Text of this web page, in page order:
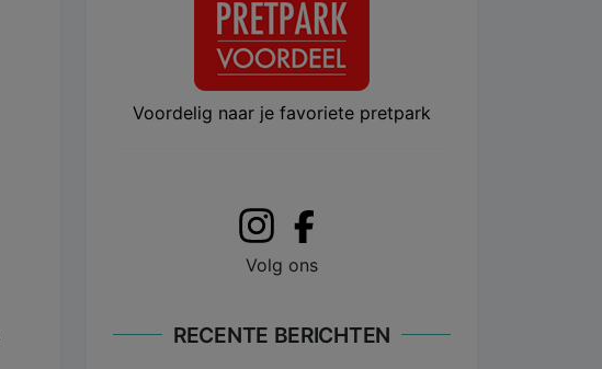
Voordelig naar je favoriete pretpark
Volg ons
RECENTE BERICHTEN